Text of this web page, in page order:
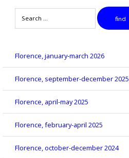
find
Florence, january-march 2026
Florence, september-december 2025
Florence, april-may 2025
Florence, february-april 2025
Florence, october-december 2024